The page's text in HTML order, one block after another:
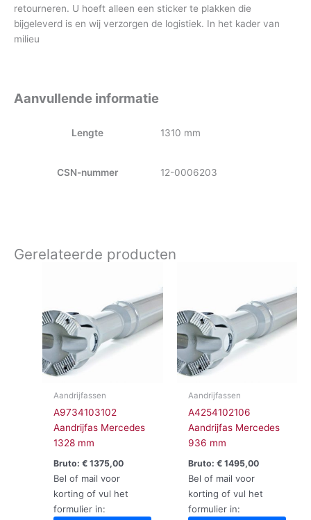
retourneren. U hoeft alleen een sticker te plakken die
bijgeleverd is en wij verzorgen de logistiek. In het kader van
milieu
Aanvullende informatie
Lengte 1310 mm
CSN-nummer 12-0006203
Gerelateerde producten
Aandrijfassen
A9734103102
Aandrijfas Mercedes
1328 mm
Bruto:€ 1375,00
Bel of mail voor
korting of vul het
formulier in:
Aandrijfassen
A4254102106
Aandrijfas Mercedes
936 mm
Bruto: €1495,00
Bel of mail voor
korting of vul het
formulier in: